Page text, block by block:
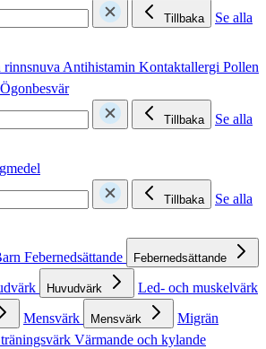
Tillbaka
Se alla
rinnsnuvaAntihistamin Kontaktallergi Pollen
Ögonbesvär
Tillbaka
Se alla
Tillbaka
Se alla
Febernedsättande Febernedsättande
Huvudvärk Led- och muskelvärk
Mensvärk Mensvärk
Migrän
Värmande och kylande